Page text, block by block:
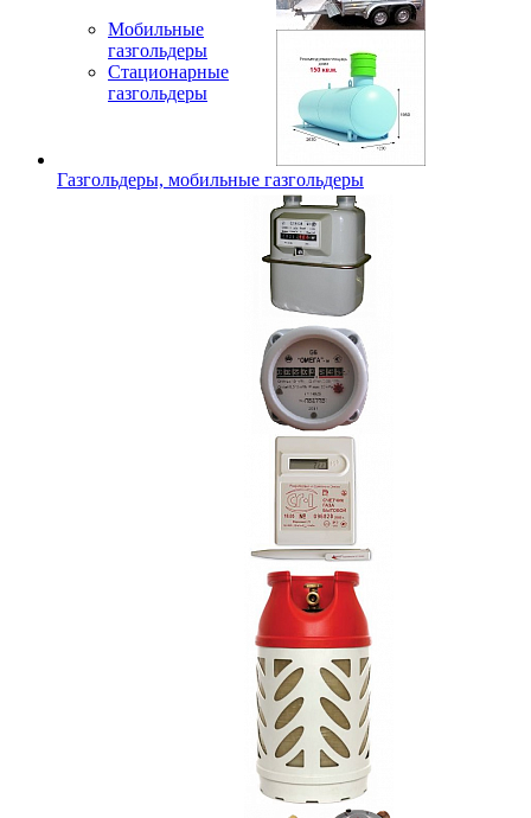
Мобильные
газгольдеры
Стационарные
газгольдеры
Газгольдеры, мобильные газгольдеры